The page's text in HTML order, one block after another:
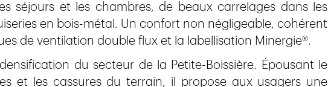
séjours et les chambres, de beaux carrelages dans les
en bois-­métal. Un confort non négligeable, cohérent
de ventilation double flux et la labellisation Minergie®.
densification du secteur de la Petite-­Boissière. Épousant le
et les cassures du terrain, il propose aux usagers une